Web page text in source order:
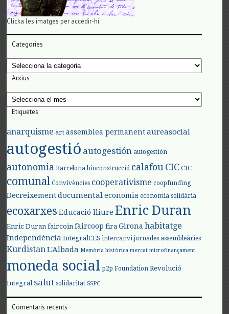
Clicka les imatges per accedir-hi
Categories
Categories
Arxius
Arxius
Etiquetes
anarquisme art assemblea permanent aureasocial
autogestió autogestión autogestión
autonomia Barcelona bioconstrucció calafouCIC CIC
comunal Convivències cooperativisme coopfunding
Decreixement documental economia economia solidària
ecoxarxes Educació lliure Enric Duran
Enric Duran faircoin faircoop fira Girona habitatge
Independència IntegralCES intercanvi jornades assembleàries
KurdistanL'Albada Memòria històrica mercat microfinançament
moneda social p2p Foundation Revolució
Integral salut solidaritat SSPC
Comentaris recents